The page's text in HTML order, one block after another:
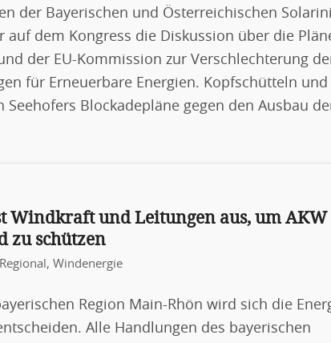
der Bayerischen und Österreichischen
auf dem Kongress die Diskussion über die
der EU-Kommission zur Verschlechterung
für Erneuerbare Energien. Kopfschütteln
Seehofers Blockadepläne gegen den Ausbau
Windkraft und Leitungen aus, um AKW
zu schützen
Regional , Windenergie
Region Main-Rhön wird sich die
Alle Handlungen des bayerischen